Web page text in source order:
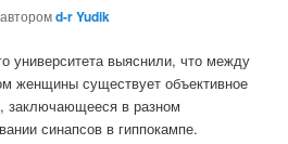
авторомd-r Yudik
университета выяснили, что между
женщины существует объективное
заключающееся в разном
синапсов в гиппокампе.